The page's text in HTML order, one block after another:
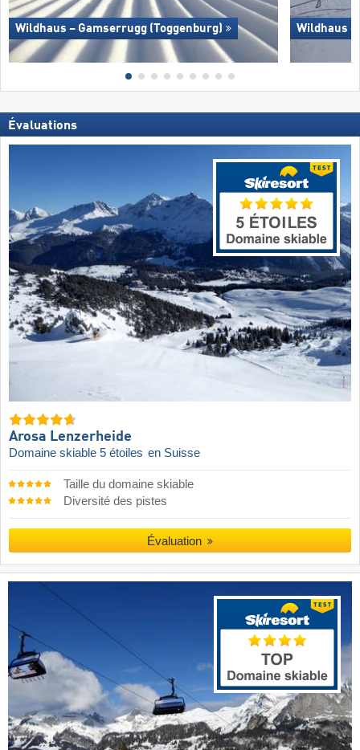
Wildhaus – Gamserrugg (Toggenburg) Wildhaus –
Évaluations
Arosa Lenzerheide
Domaine skiable 5 étoiles en Suisse
Taille du domaine skiable
Diversité des pistes
Évaluation